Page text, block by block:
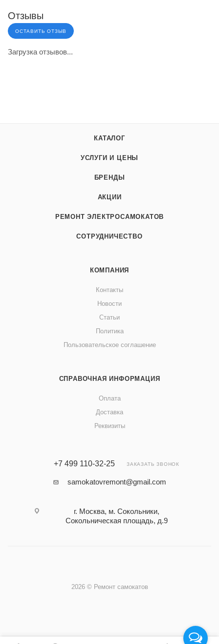
Отзывы
ОСТАВИТЬ ОТЗЫВ
Загрузка отзывов...
КАТАЛОГ
УСЛУГИ И ЦЕНЫ
БРЕНДЫ
АКЦИИ
РЕМОНТ ЭЛЕКТРОСАМОКАТОВ
СОТРУДНИЧЕСТВО
КОМПАНИЯ
Контакты
Новости
Статьи
Политика
Пользовательское соглашение
СПРАВОЧНАЯ ИНФОРМАЦИЯ
Оплата
Доставка
Реквизиты
+7 499 110-32-25 ЗАКАЗАТЬ ЗВОНОК
samokatovremont@gmail.com
г. Москва, м. Сокольники,
Сокольническая площадь, д.9
2026 © Ремонт самокатов